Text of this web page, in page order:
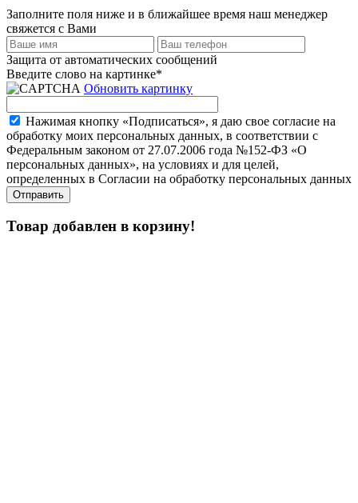
Заполните поля ниже и в ближайшее время наш менеджер
свяжется с Вами
Защита от автоматических сообщений
Введите слово на картинке*
Обновить картинку
Нажимая кнопку «Подписаться», я даю свое согласие на
обработку моих персональных данных, в соответствии с
Федеральным законом от 27.07.2006 года №152-ФЗ «О
персональных данных», на условиях и для целей,
определенных в Согласии на обработку персональных данных
Товар добавлен в корзину!